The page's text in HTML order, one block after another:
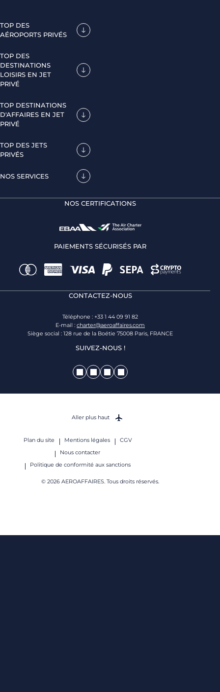
TOP DES
AÉROPORTS PRIVÉS
TOP DES
DESTINATIONS
LOISIRS EN JET
PRIVÉ
TOP DESTINATIONS
D'AFFAIRES EN JET
PRIVÉ
TOP DES JETS
PRIVÉS
NOS SERVICES
NOS CERTIFICATIONS
PAIEMENTS SÉCURISÉS PAR
CONTACTEZ-NOUS
Téléphone : +33 1 44 09 91 82
E-mail : charter@aeroaffaires.com
Siège social : 128 rue de la Boétie 75008 Paris, FRANCE
SUIVEZ-NOUS !
Plan du site Mentions légales
CGV
Nous contacter
Politique de conformité aux sanctions
© 2026 AEROAFFAIRES. Tous droits réservés.
Aller plus haut